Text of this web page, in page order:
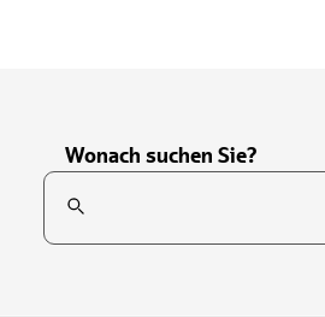
Wonach suchen Sie?
Suchfeld